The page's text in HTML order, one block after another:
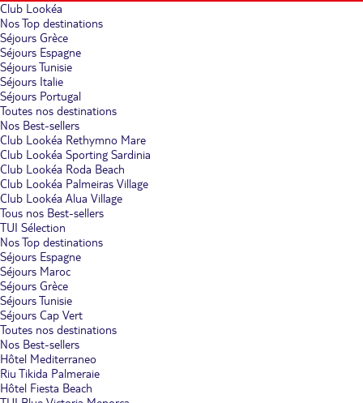
Club Lookéa
Nos Top destinations
Séjours Grèce
Séjours Espagne
Séjours Tunisie
Séjours Italie
Séjours Portugal
Toutes nos destinations
Nos Best-sellers
Club Lookéa Rethymno Mare
Club Lookéa Sporting Sardinia
Club Lookéa Roda Beach
Club Lookéa Palmeiras Village
Club Lookéa Alua Village
Tous nos Best-sellers
TUI Sélection
Nos Top destinations
Séjours Espagne
Séjours Maroc
Séjours Grèce
Séjours Tunisie
Séjours Cap Vert
Toutes nos destinations
Nos Best-sellers
Hôtel Mediterraneo
Riu Tikida Palmeraie
Hôtel Fiesta Beach